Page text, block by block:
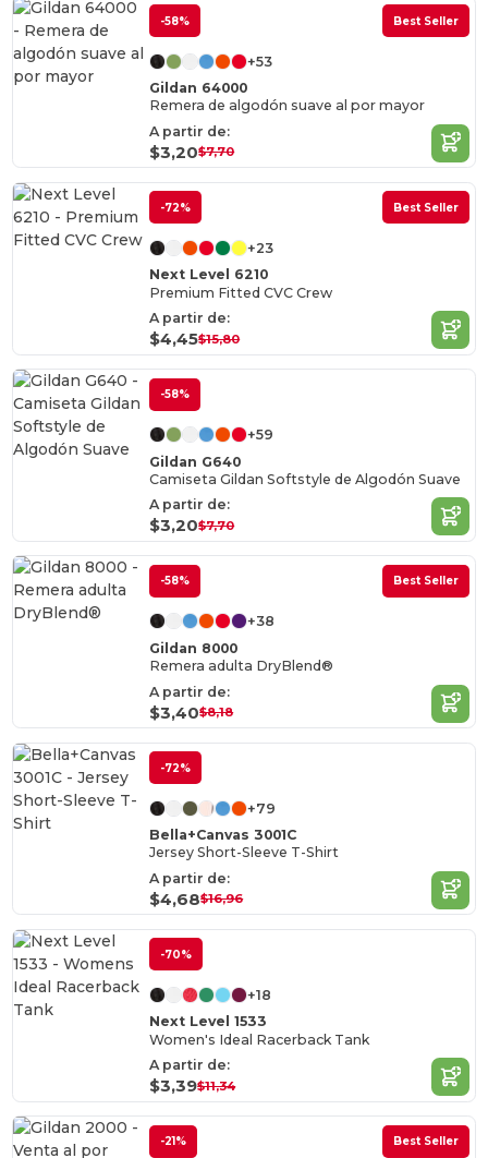
-58% Best Seller
+53
Gildan 64000
Remera de algodón suave al por mayor
A partir de:
$3,20$7,70
-72% Best Seller
+23
Next Level 6210
Premium Fitted CVC Crew
A partir de:
$4,45$15,80
-58%
+59
Gildan G640
Camiseta Gildan Softstyle de Algodón Suave
A partir de:
$3,20$7,70
-58% Best Seller
+38
Gildan 8000
Remera adulta DryBlend®
A partir de:
$3,40$8,18
-72%
+79
Bella+Canvas 3001C
Jersey Short-Sleeve T-Shirt
A partir de:
$4,68$16,96
-70%
+18
Next Level 1533
Women's Ideal Racerback Tank
A partir de:
$3,39$11,34
-21% Best Seller